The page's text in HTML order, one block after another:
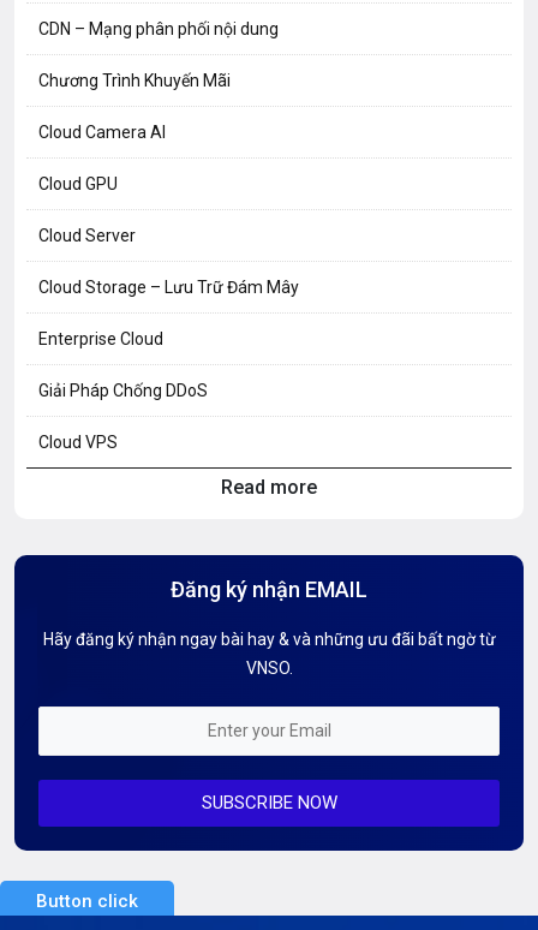
CDN – Mạng phân phối nội dung
Chương Trình Khuyến Mãi
Cloud Camera AI
Cloud GPU
Cloud Server
Cloud Storage – Lưu Trữ Đám Mây
Enterprise Cloud
Giải Pháp Chống DDoS
Cloud VPS
Hướng dẫn Tên miền
Kiến thức AI
Mỗi tuần 01 Server
Server Dedicated (Máy chủ riêng)
Server GPU
Read more
Đăng ký nhận EMAIL
Hãy đăng ký nhận ngay bài hay & và những ưu đãi bất ngờ từ
VNSO.
SUBSCRIBE NOW
Button click